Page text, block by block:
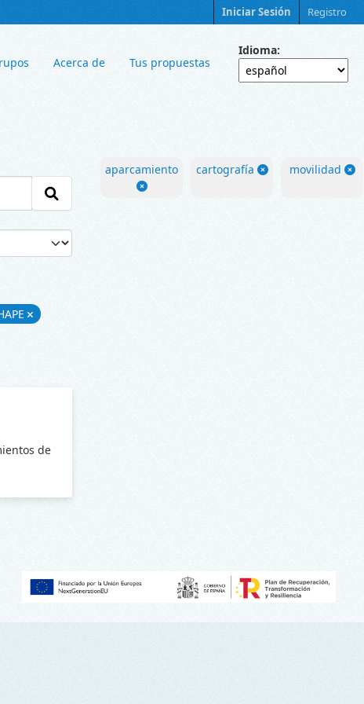
Iniciar Sesión Registro
Acerca de Tus propuestas
Idioma
de
aparcamiento cartografía movilidad